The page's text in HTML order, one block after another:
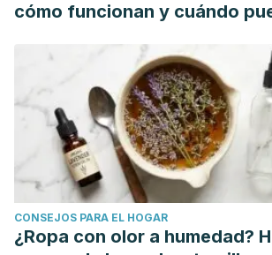
cómo funcionan y cuándo
CONSEJOS PARA EL HOGAR
¿Ropa con olor a humedad?